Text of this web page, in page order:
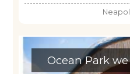
Ocean Park we